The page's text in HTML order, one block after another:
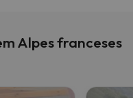
Alpes franceses